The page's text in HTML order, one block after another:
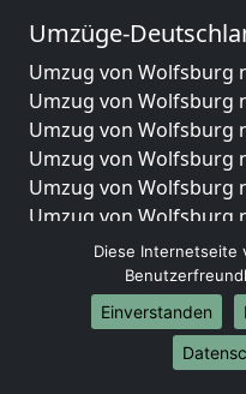
Umzüge-
Umzug von Wolfsburg
Umzug von Wolfsburg
Umzug von Wolfsburg
Umzug von Wolfsburg
Umzug von Wolfsburg
Umzug von Wolfsburg
Umzug von Wolfsburg
Umzug von Wolfsburg
Umzug von
Umzug von Wolfsburg
Umzug von Wolfsburg
Diese Internetseite
Einverstanden